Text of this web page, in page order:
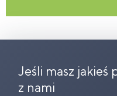
Jeśli masz jakieś
z nami